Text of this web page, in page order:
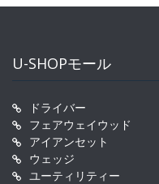
U-SHOPモール
ドライバー
フェアウェイウッド
アイアンセット
ウェッジ
ユーティリティー